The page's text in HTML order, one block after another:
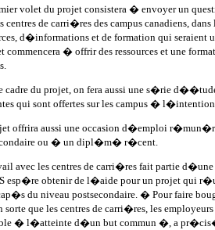
volet du projet consistera � envoyer un
centres de carri�res des campus canadiens,
d�informations et de formation qui seraient
commencera � offrir des ressources et une
cadre du projet, on fera aussi une s�rie
qui sont offertes sur les campus �
offrira aussi une occasion d�emploi
ou � un dipl�m� r�cent.
avec les centres de carri�res fait partie
esp�re obtenir de l�aide pour un projet qui
du niveau postsecondaire. � Pour faire
sorte que les centres de carri�res, les
� l�atteinte d�un but commun �, a